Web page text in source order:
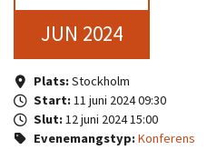
JUN 2024
Plats:Stockholm
Start:11 juni 2024 09:30
Slut:12 juni 2024 15:00
Evenemangstyp:Konferens